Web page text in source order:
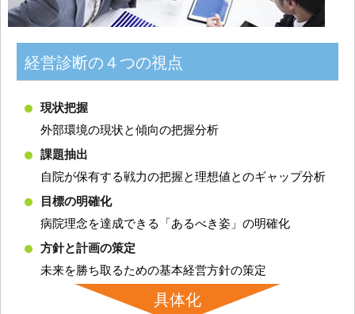
経営診断の４つの視点
現状把握
外部環境の現状と傾向の把握分析
課題抽出
自院が保有する戦力の把握と理想値とのギャップ分析
目標の明確化
病院理念を達成できる「あるべき姿」の明確化
方針と計画の策定
未来を勝ち取るための基本経営方針の策定
具体化